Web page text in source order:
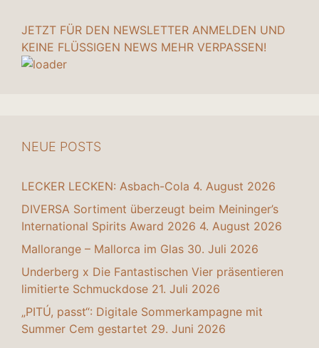
JETZT FÜR DEN NEWSLETTER ANMELDEN UND
KEINE FLÜSSIGEN NEWS MEHR VERPASSEN!
NEUE POSTS
LECKER LECKEN: Asbach-Cola 4. August 2026
DIVERSA Sortiment überzeugt beim Meininger’s
International Spirits Award 2026 4. August 2026
Mallorange – Mallorca im Glas 30. Juli 2026
Underberg x Die Fantastischen Vier präsentieren
limitierte Schmuckdose 21. Juli 2026
„PITÚ, passt“: Digitale Sommerkampagne mit
Summer Cem gestartet 29. Juni 2026